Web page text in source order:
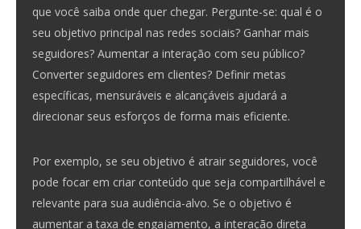
que você saiba onde quer chegar. Pergunte-se: qual é o
seu objetivo principal nas redes sociais? Ganhar mais
seguidores? Aumentar a interação com seu público?
Converter seguidores em clientes? Definir metas
específicas, mensuráveis e alcançáveis ajudará a
direcionar seus esforços de forma mais eficiente.
Por exemplo, se seu objetivo é atrair seguidores, você
pode focar em criar conteúdo que seja compartilhável e
relevante para sua audiência-alvo. Se o objetivo é
aumentar a taxa de engajamento, a interação direta